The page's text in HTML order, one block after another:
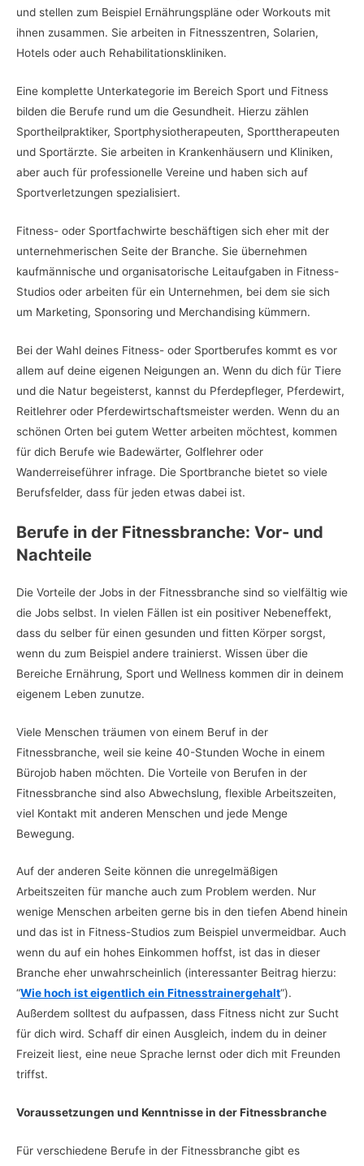
und stellen zum Beispiel Ernährungspläne oder Workouts mit
ihnen zusammen. Sie arbeiten in Fitnesszentren, Solarien,
Hotels oder auch Rehabilitationskliniken.
Eine komplette Unterkategorie im Bereich Sport und Fitness
bilden die Berufe rund um die Gesundheit. Hierzu zählen
Sportheilpraktiker, Sportphysiotherapeuten, Sporttherapeuten
und Sportärzte. Sie arbeiten in Krankenhäusern und Kliniken,
aber auch für professionelle Vereine und haben sich auf
Sportverletzungen spezialisiert.
Fitness- oder Sportfachwirte beschäftigen sich eher mit der
unternehmerischen Seite der Branche. Sie übernehmen
kaufmännische und organisatorische Leitaufgaben in Fitness-
Studios oder arbeiten für ein Unternehmen, bei dem sie sich
um Marketing, Sponsoring und Merchandising kümmern.
Bei der Wahl deines Fitness- oder Sportberufes kommt es vor
allem auf deine eigenen Neigungen an. Wenn du dich für Tiere
und die Natur begeisterst, kannst du Pferdepfleger, Pferdewirt,
Reitlehrer oder Pferdewirtschaftsmeister werden. Wenn du an
schönen Orten bei gutem Wetter arbeiten möchtest, kommen
für dich Berufe wie Badewärter, Golflehrer oder
Wanderreiseführer infrage. Die Sportbranche bietet so viele
Berufsfelder, dass für jeden etwas dabei ist.
Berufe in der Fitnessbranche: Vor- und
Nachteile
Die Vorteile der Jobs in der Fitnessbranche sind so vielfältig wie
die Jobs selbst. In vielen Fällen ist ein positiver Nebeneffekt,
dass du selber für einen gesunden und fitten Körper sorgst,
wenn du zum Beispiel andere trainierst. Wissen über die
Bereiche Ernährung, Sport und Wellness kommen dir in deinem
eigenem Leben zunutze.
Viele Menschen träumen von einem Beruf in der
Fitnessbranche, weil sie keine 40-Stunden Woche in einem
Bürojob haben möchten. Die Vorteile von Berufen in der
Fitnessbranche sind also Abwechslung, flexible Arbeitszeiten,
viel Kontakt mit anderen Menschen und jede Menge
Bewegung.
Auf der anderen Seite können die unregelmäßigen
Arbeitszeiten für manche auch zum Problem werden. Nur
wenige Menschen arbeiten gerne bis in den tiefen Abend hinein
und das ist in Fitness-Studios zum Beispiel unvermeidbar. Auch
wenn du auf ein hohes Einkommen hoffst, ist das in dieser
Branche eher unwahrscheinlich (interessanter Beitrag hierzu:
“Wie hoch ist eigentlich ein Fitnesstrainergehalt“).
Außerdem solltest du aufpassen, dass Fitness nicht zur Sucht
für dich wird. Schaff dir einen Ausgleich, indem du in deiner
Freizeit liest, eine neue Sprache lernst oder dich mit Freunden
triffst.
Voraussetzungen und Kenntnisse in der Fitnessbranche
Für verschiedene Berufe in der Fitnessbranche gibt es